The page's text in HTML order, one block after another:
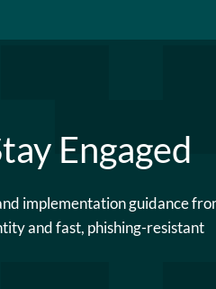
Engaged
implementation guidance
and fast, phishing-resistant